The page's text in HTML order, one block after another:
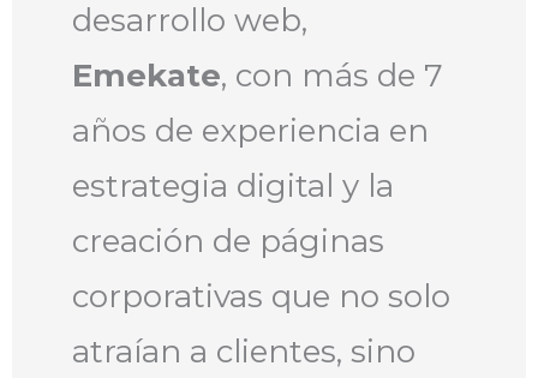
desarrollo web,
Emekate, con más de 7
años de experiencia en
estrategia digital y la
creación de páginas
corporativas que no solo
atraían a clientes, sino